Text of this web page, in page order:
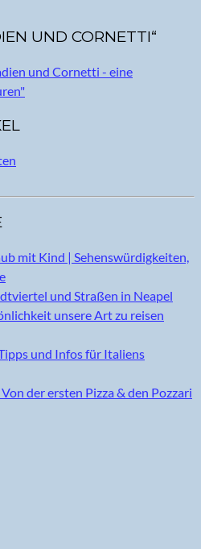
UND CORNETTI“
mit Kind | Sehenswürdigkeiten,
und Straßen in Neapel
unsere Art zu reisen
und Infos für Italiens
der ersten Pizza & den Pozzari